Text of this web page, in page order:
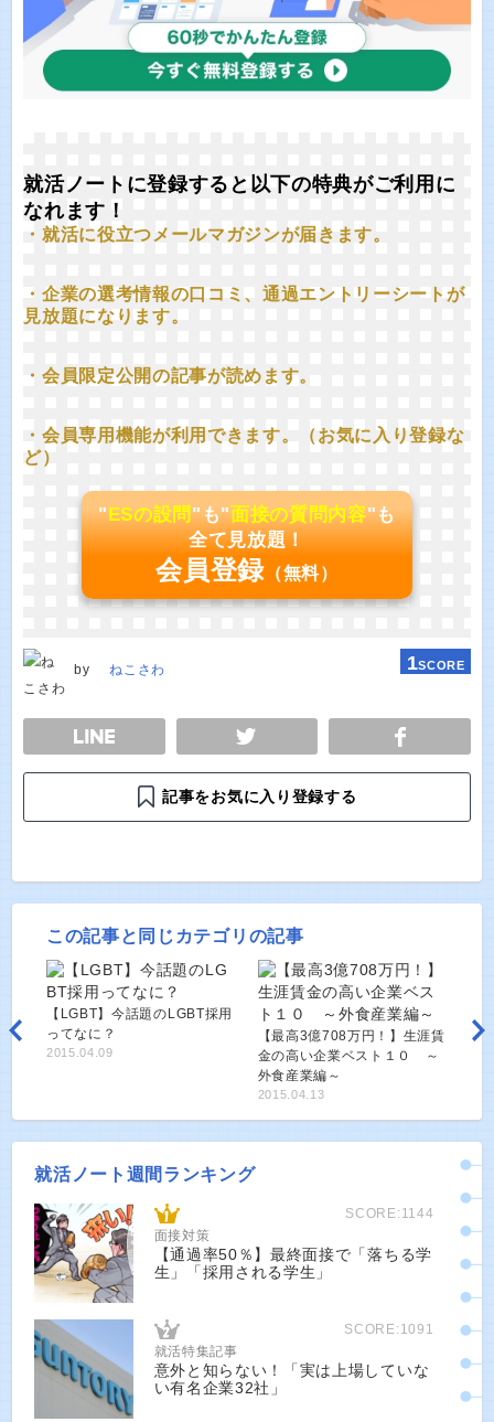
就活ノートに登録すると以下の特典がご利用に
なれます！
・就活に役立つメールマガジンが届きます。
・企業の選考情報の口コミ、通過エントリーシートが
見放題になります。
・会員限定公開の記事が読めます。
・会員専用機能が利用できます。（お気に入り登録な
ど）
"ESの設問"も"面接の質問内容"も
全て見放題！
会員登録 （無料）
by ねこさわ 1SCORE
TWEET
記事をお気に入り登録する
この記事と同じカテゴリの記事
【LGBT】今話題のLGBT採用
ってなに？
2015.04.09
【最高3億708万円！】生涯賃
金の高い企業ベスト１０ ～
外食産業編～
2015.04.13
就活ノート週間ランキング
SCORE:1144
面接対策
【通過率50％】最終面接で「落ちる学
生」「採用される学生」
SCORE:1091
就活特集記事
意外と知らない！「実は上場していな
い有名企業32社」